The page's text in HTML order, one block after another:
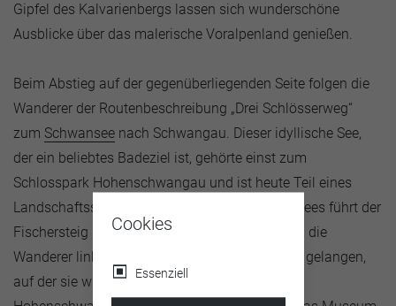
Gipfel des Kalvarienbergs lassen sich wunderschöne
Ausblicke über das malerische Voralpenland genießen.
Beim Abstieg auf der gegenüberliegenden Seite folgen die
Wanderer der Routenbeschreibung „Drei Schlösserweg“
zum Schwansee nach Schwangau. Dieser idyllische See,
der ein beliebtes Badeziel ist, gehörte einst zum
Schlosspark Hohenschwangau und ist heute Teil eines
Landschaftsschutzgebietes. Am Ostende des Sees führt der
Fischersteig in Serpentinen bergauf. Hier gehen die
Wanderer links weiter, um zur Fürstenstraße zu gelangen,
auf der sie wiederum links abbiegen, um nach
Cookies
Essenziell